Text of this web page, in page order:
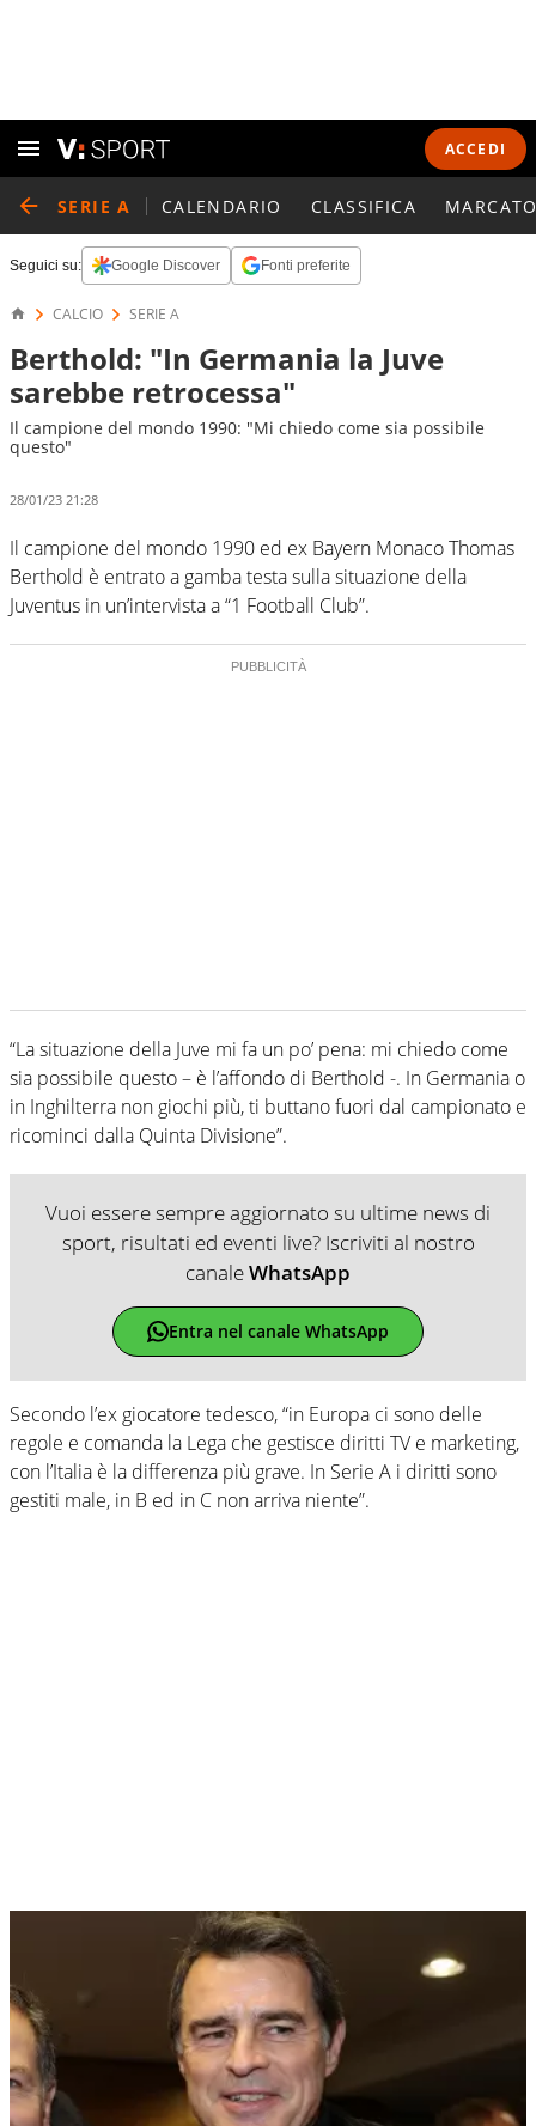
ACCEDI
SERIE A CALENDARIO CLASSIFICA
Seguici su: Google Discover Fonti preferite
CALCIO SERIE A
Berthold: "In Germania la Juve
sarebbe retrocessa"
Il campione del mondo 1990: "Mi chiedo come sia possibile
questo"
28/01/23 21:28
Il campione del mondo 1990 ed ex Bayern Monaco Thomas
Berthold è entrato a gamba testa sulla situazione della
Juventus in un’intervista a “1 Football Club”.
“La situazione della Juve mi fa un po’ pena: mi chiedo come
sia possibile questo – è l’affondo di Berthold -. In Germania o
in Inghilterra non giochi più, ti buttano fuori dal campionato e
ricominci dalla Quinta Divisione”.
Vuoi essere sempre aggiornato su ultime news di
sport, risultati ed eventi live? Iscriviti al nostro
canaleWhatsApp
Entra nel canale WhatsApp
Secondo l’ex giocatore tedesco, “in Europa ci sono delle
regole e comanda la Lega che gestisce diritti TV e marketing,
con l’Italia è la differenza più grave. In Serie A i diritti sono
gestiti male, in B ed in C non arriva niente”.